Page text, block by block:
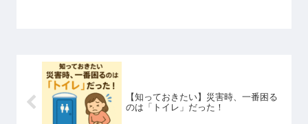
【知っておきたい】災害時、一番困る
のは「トイレ」だった！